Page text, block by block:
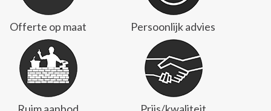
Offerte op maat Persoonlijk advies